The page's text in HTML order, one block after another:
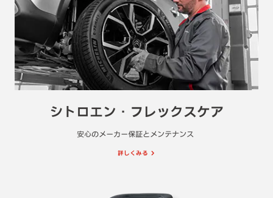
シトロエン・フレックスケア
安心のメーカー保証とメンテナンス
詳しくみる